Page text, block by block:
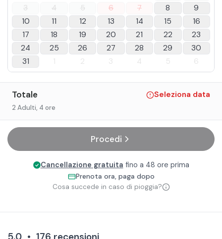
3
4 5 6 7 8
9
10
11 12 13 14 15
16
17
18 19 20 21 22
23
24
25 26 27 28 29
30
31
1 2 3 4 5 6
Totale Seleziona data
2 Adulti, 4 ore
Procedi
Cancellazione gratuita fino a 48 ore prima
Prenota ora, paga dopo
Cosa succede in caso di pioggia?